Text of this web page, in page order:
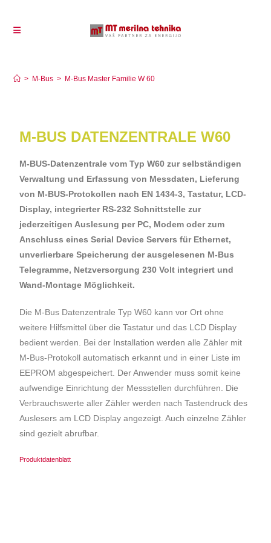
> M-Bus > M-Bus Master Familie W 60
M-BUS DATENZENTRALE W60
M-BUS-Datenzentrale vom Typ W60 zur selbständigen
Verwaltung und Erfassung von Messdaten, Lieferung
von M-BUS-Protokollen nach EN 1434-3, Tastatur, LCD-
Display, integrierter RS-232 Schnittstelle zur
jederzeitigen Auslesung per PC, Modem oder zum
Anschluss eines Serial Device Servers für Ethernet,
unverlierbare Speicherung der ausgelesenen M-Bus
Telegramme, Netzversorgung 230 Volt integriert und
Wand-Montage Möglichkeit.
Die M-Bus Datenzentrale Typ W60 kann vor Ort ohne
weitere Hilfsmittel über die Tastatur und das LCD Display
bedient werden. Bei der Installation werden alle Zähler mit
M-Bus-Protokoll automatisch erkannt und in einer Liste im
EEPROM abgespeichert. Der Anwender muss somit keine
aufwendige Einrichtung der Messstellen durchführen. Die
Verbrauchswerte aller Zähler werden nach Tastendruck des
Auslesers am LCD Display angezeigt. Auch einzelne Zähler
sind gezielt abrufbar.
Produktdatenblatt